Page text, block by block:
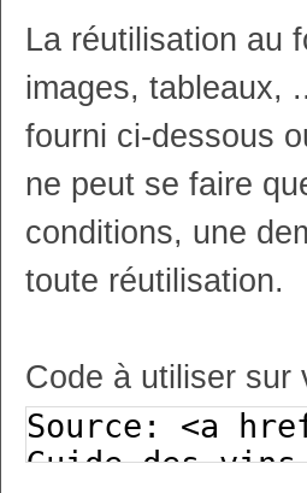
La réutilisation au
images, tableaux,
fourni ci-dessous
ne peut se faire
conditions, une
toute réutilisation.
Code à utiliser sur